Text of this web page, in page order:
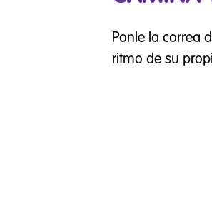
Ponle la correa
ritmo de su